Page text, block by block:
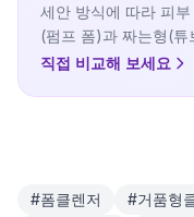
세안 방식에 따라 피
(펌프 폼)과 짜는형(튜
함께 비교합니다.
직접 비교해 보세요
#폼클렌저 #거품형